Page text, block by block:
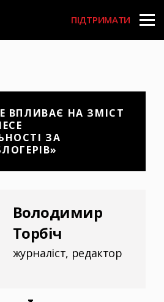
User
account
ПІДТРИМАТИ
ВПЛИВАЄ НА ЗМІСТ
ЗА
Володимир
Торбіч
журналіст, редактор